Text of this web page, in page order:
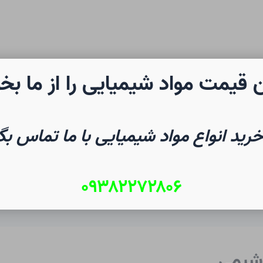
شیمی صفحه نخست
قیمت مواد شیمیایی را از ما
انواع مواد شیمیایی با ما تماس
۰۹۳۸۲۲۷۲۸۰۶